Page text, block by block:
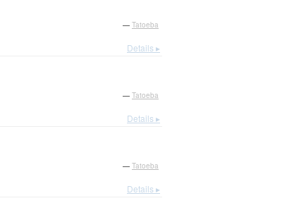
— Tatoeba
Details ▸
— Tatoeba
Details ▸
— Tatoeba
Details ▸